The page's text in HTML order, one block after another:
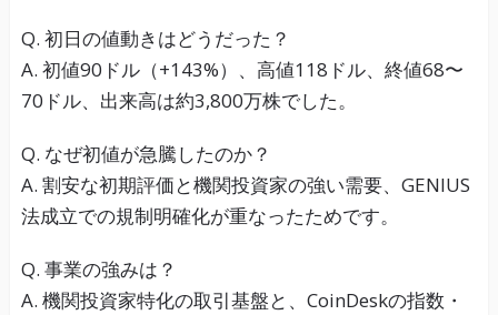
Q. 初日の値動きはどうだった？
A. 初値90ドル（+143%）、高値118ドル、終値68〜
70ドル、出来高は約3,800万株でした。
Q. なぜ初値が急騰したのか？
A. 割安な初期評価と機関投資家の強い需要、GENIUS
法成立での規制明確化が重なったためです。
Q. 事業の強みは？
A. 機関投資家特化の取引基盤と、CoinDeskの指数・